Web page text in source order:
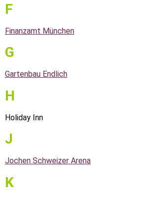
F
Finanzamt München
G
Gartenbau Endlich
H
Holiday Inn
J
Jochen Schweizer Arena
K